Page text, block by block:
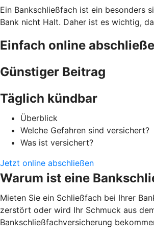
Ein Bankschließfach ist ein besonders
Bank nicht Halt. Daher ist es wichtig,
Einfach online
Günstiger Beitrag
Täglich kündbar
Überblick
Welche Gefahren sind versichert?
Was ist versichert?
Jetzt online abschließen
Warum ist eine
Mieten Sie ein Schließfach bei Ihrer
zerstört oder wird Ihr Schmuck aus
Bankschließfachversicherung